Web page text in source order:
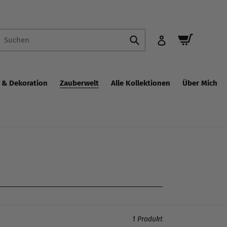
Suchen
Einloggen
Dekoration Zauberwelt Alle Kollektionen
Über Mich
1 Produkt